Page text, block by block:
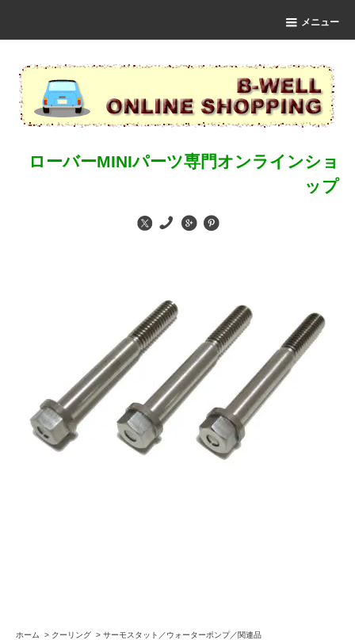
メニュー
ローバーMINIパーツ専門オンラインショ
ップ
ホーム > クーリング > サーモスタット／ウォーターポンプ／関連品